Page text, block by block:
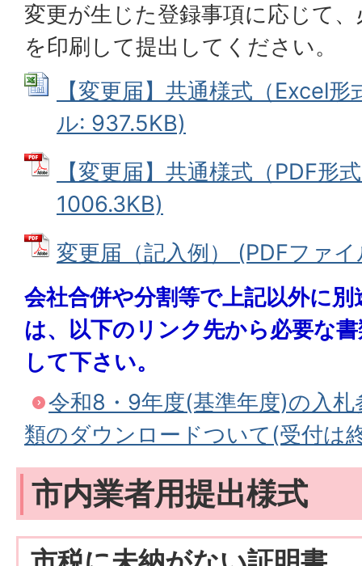
変更が生じた登録事項に応じて
を印刷して提出してください。
【変更届】共通様式（Excel
ル: 937.5KB)
【変更届】共通様式（PDF形
1006.3KB)
変更届（記入例） (PDFファ
会社合併や分割等で上記以外に
は、以下のリンク先から必要な
して下さい。
令和8・9年度(基準年度)の入札
類のダウンロードついて(受付は
市内業者用提出様式